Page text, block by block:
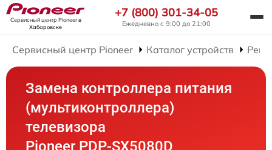
Сервисный центр Pioneerв
Хабаровске
+7 (800) 301-34-05
Ежедневно с 9:00 до 21:00
Сервисный центр Pioneer Каталог устройств
Замена контроллера питания
(мультиконтроллера)
телевизора
Pioneer PDP-SX5080D